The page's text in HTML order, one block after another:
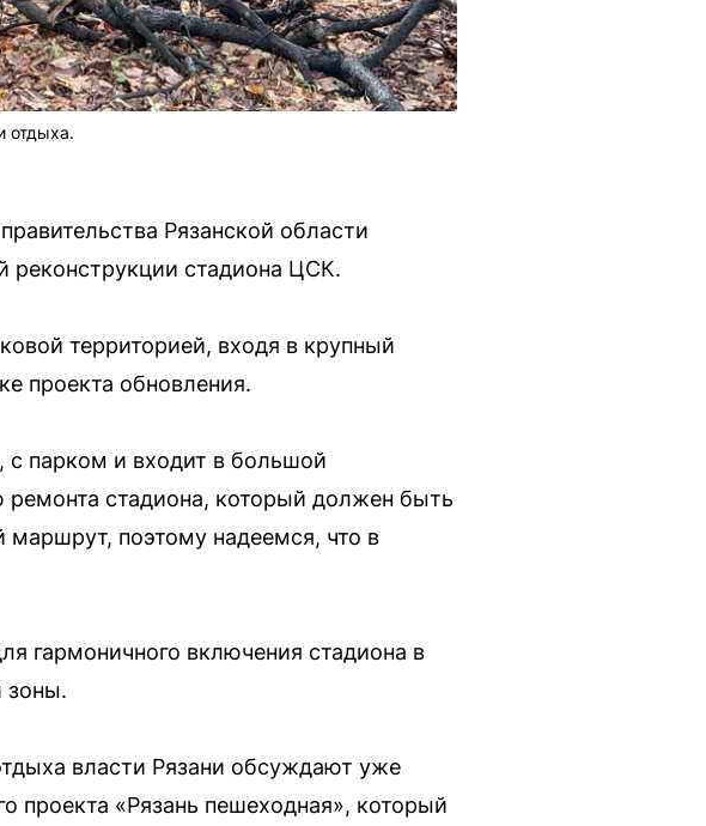
отдыха.
Рязанской области
реконструкции стадиона ЦСК.
территорией, входя в крупный
проекта обновления.
с парком и входит в большой
стадиона, который должен быть
поэтому надеемся, что в
гармоничного включения стадиона в
зоны.
власти Рязани обсуждают уже
проекта «Рязань пешеходная», который